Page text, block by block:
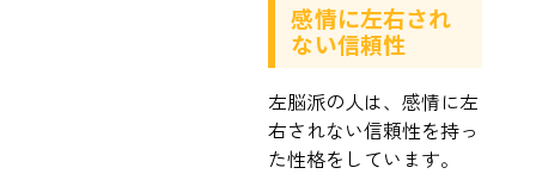
感情に左右され
ない信頼性
左脳派の人は、感情に左
右されない信頼性を持っ
た性格をしています。